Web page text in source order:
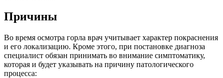
Причины
Во время осмотра горла врач учитывает характер покраснения
и его локализацию. Кроме этого, при постановке диагноза
специалист обязан принимать во внимание симптоматику,
которая и будет указывать на причину патологического
процесса: